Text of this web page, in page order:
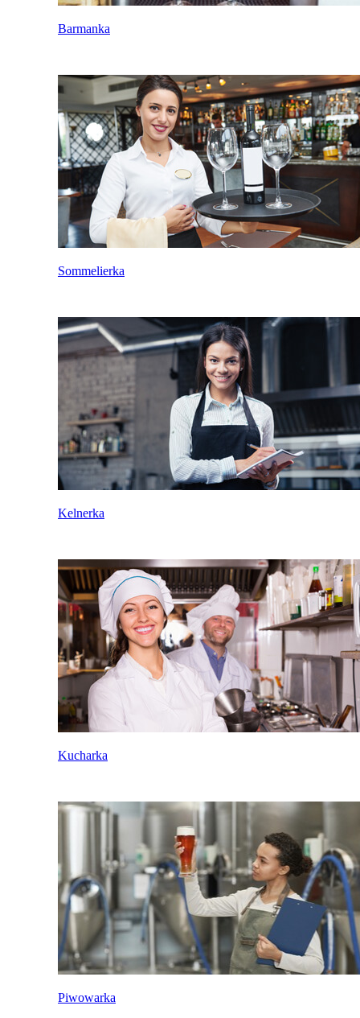
Barmanka
Sommelierka
Kelnerka
Kucharka
Piwowarka